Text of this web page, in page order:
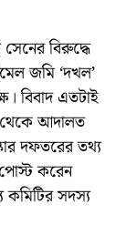
বিরুদ্ধে
জমি ‘দখল’
বিবাদ এতটাই
আদালত
দফতরের তথ্য
পোস্ট করেন
কমিটির সদস্য